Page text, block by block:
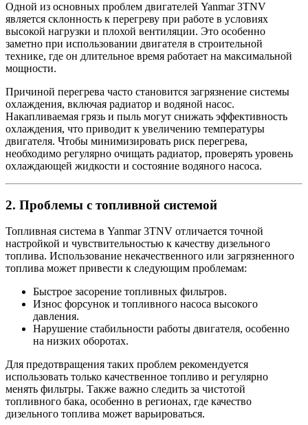
Одной из основных проблем двигателей Yanmar 3TNV
является склонность к перегреву при работе в условиях
высокой нагрузки и плохой вентиляции. Это особенно
заметно при использовании двигателя в строительной
технике, где он длительное время работает на максимальной
мощности.
Причиной перегрева часто становится загрязнение системы
охлаждения, включая радиатор и водяной насос.
Накапливаемая грязь и пыль могут снижать эффективность
охлаждения, что приводит к увеличению температуры
двигателя. Чтобы минимизировать риск перегрева,
необходимо регулярно очищать радиатор, проверять уровень
охлаждающей жидкости и состояние водяного насоса.
2. Проблемы с топливной системой
Топливная система в Yanmar 3TNV отличается точной
настройкой и чувствительностью к качеству дизельного
топлива. Использование некачественного или загрязненного
топлива может привести к следующим проблемам:
Быстрое засорение топливных фильтров.
Износ форсунок и топливного насоса высокого
давления.
Нарушение стабильности работы двигателя, особенно
на низких оборотах.
Для предотвращения таких проблем рекомендуется
использовать только качественное топливо и регулярно
менять фильтры. Также важно следить за чистотой
топливного бака, особенно в регионах, где качество
дизельного топлива может варьироваться.